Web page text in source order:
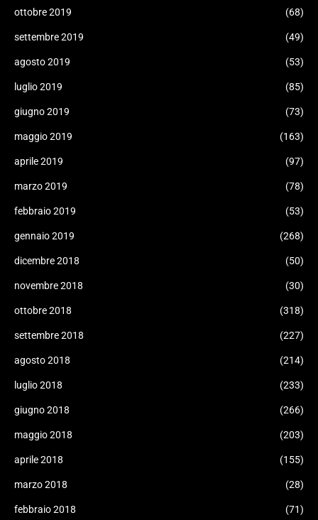
ottobre 2019 (68)
settembre 2019 (49)
agosto 2019 (53)
luglio 2019 (85)
giugno 2019 (73)
maggio 2019 (163)
aprile 2019 (97)
marzo 2019 (78)
febbraio 2019 (53)
gennaio 2019 (268)
dicembre 2018 (50)
novembre 2018 (30)
ottobre 2018 (318)
settembre 2018 (227)
agosto 2018 (214)
luglio 2018 (233)
giugno 2018 (266)
maggio 2018 (203)
aprile 2018 (155)
marzo 2018 (28)
febbraio 2018 (71)